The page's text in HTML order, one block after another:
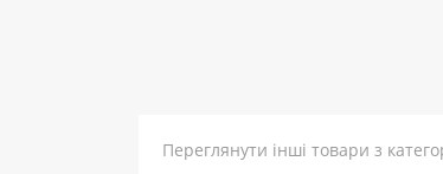
Переглянути інші товари з